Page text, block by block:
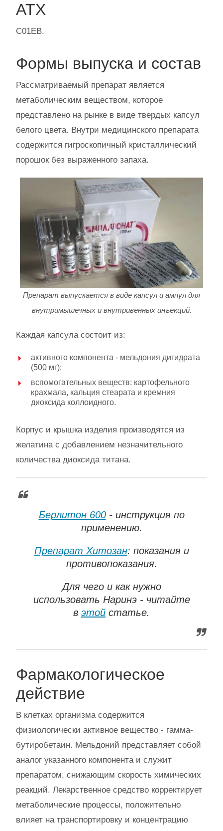
АТХ
С01ЕВ.
Формы выпуска и состав
Рассматриваемый препарат является
метаболическим веществом, которое
представлено на рынке в виде твердых капсул
белого цвета. Внутри медицинского препарата
содержится гигроскопичный кристаллический
порошок без выраженного запаха.
Препарат выпускается в виде капсул и ампул для
внутримышечных и внутривенных инъекций.
Каждая капсула состоит из:
активного компонента - мельдония дигидрата
(500 мг);
вспомогательных веществ: картофельного
крахмала, кальция стеарата и кремния
диоксида коллоидного.
Корпус и крышка изделия производятся из
желатина с добавлением незначительного
количества диоксида титана.
Берлитон 600- инструкция по
применению.
Препарат Хитозан: показания и
противопоказания.
Для чего и как нужно
использовать Наринэ - читайте
в этой статье.
Фармакологическое
действие
В клетках организма содержится
физиологически активное вещество - гамма-
бутиробетаин. Мельдоний представляет собой
аналог указанного компонента и служит
препаратом, снижающим скорость химических
реакций. Лекарственное средство корректирует
метаболические процессы, положительно
влияет на транспортировку и концентрацию